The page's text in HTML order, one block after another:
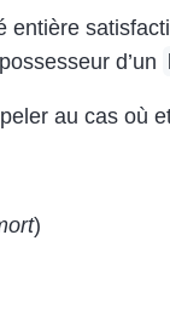
entière
d’un
au cas où
)